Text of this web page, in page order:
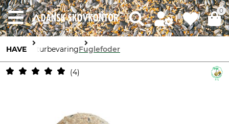
0
HAVE NaturbevaringFuglefoder
4